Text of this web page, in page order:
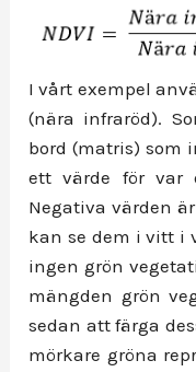
I vårt exempel
(nära infraröd).
bord (matris) som
ett värde för var
Negativa värden
kan se dem i vitt i
ingen grön
mängden grön
sedan att färga
mörkare gröna